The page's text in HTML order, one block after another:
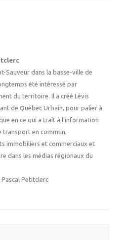
Sauveur dans la basse-ville de
été intéressé par
du territoire. Il a créé Lévis
de Québec Urbain, pour palier à
en ce qui a trait à l’information
transport en commun,
immobiliers et commerciaux et
dans les médias régionaux du
Petitclerc